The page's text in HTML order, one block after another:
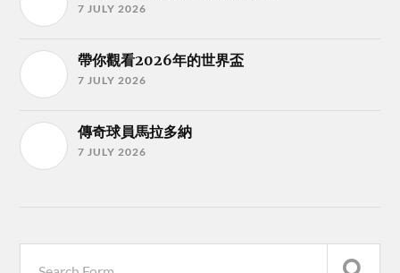
7 JULY 2026
帶你觀看2026年的世界盃
7 JULY 2026
傳奇球員馬拉多納
7 JULY 2026